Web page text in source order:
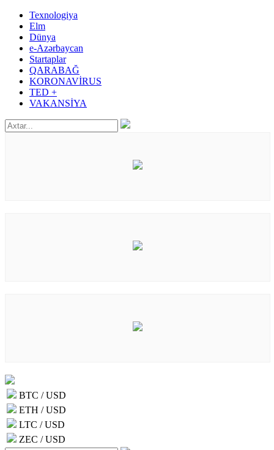
Texnologiya
Elm
Dünya
e-Azərbaycan
Startaplar
QARABAĞ
KORONAVİRUS
TED +
VAKANSİYA
BTC / USD
ETH / USD
LTC / USD
ZEC / USD